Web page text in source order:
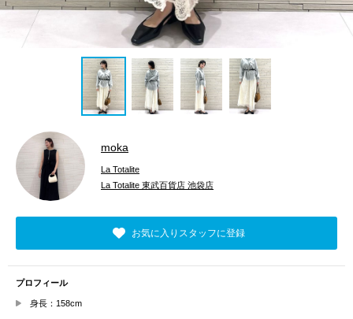
moka
La Totalite
La Totalite 東武百貨店 池袋店
お気に入りスタッフに登録
プロフィール
身長：158cm